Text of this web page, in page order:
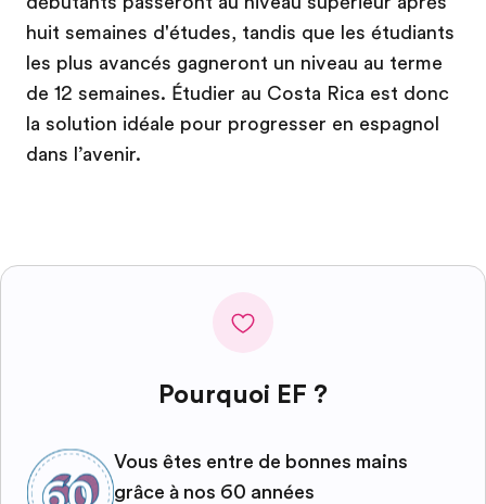
huit semaines d'études, tandis que les étudiants
les plus avancés gagneront un niveau au terme
de 12 semaines. Étudier au Costa Rica est donc
la solution idéale pour progresser en espagnol
dans l’avenir.
Pourquoi EF ?
Vous êtes entre de bonnes mains
grâce à nos 60 années